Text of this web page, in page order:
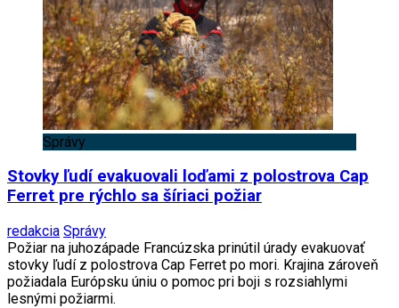
Správy
Stovky ľudí evakuovali loďami z polostrova Cap
Ferret pre rýchlo sa šíriaci požiar
redakcia Správy
Požiar na juhozápade Francúzska prinútil úrady evakuovať
stovky ľudí z polostrova Cap Ferret po mori. Krajina zároveň
požiadala Európsku úniu o pomoc pri boji s rozsiahlymi
lesnými požiarmi.